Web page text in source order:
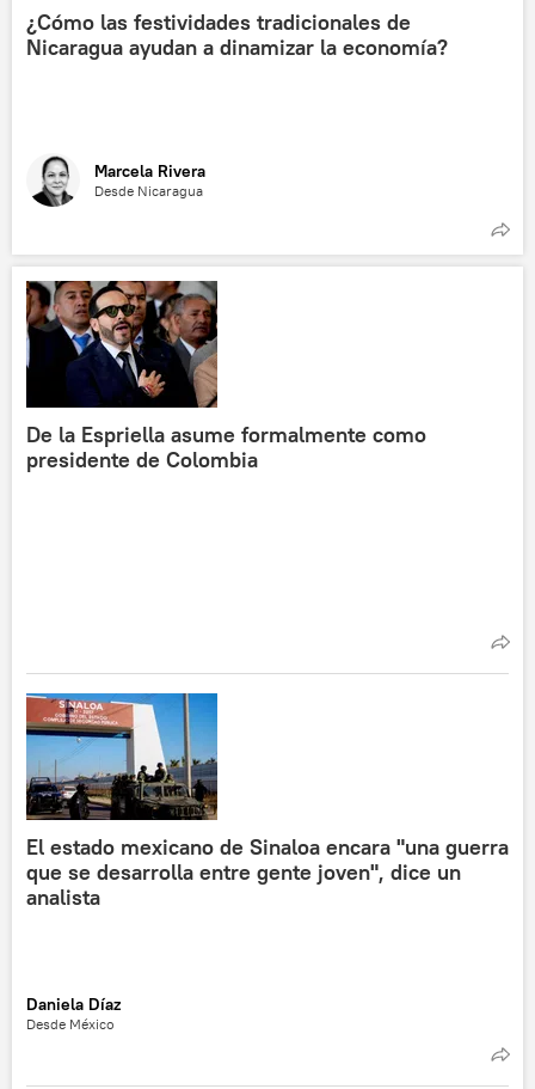
¿Cómo las festividades tradicionales de
Nicaragua ayudan a dinamizar la economía?
Marcela Rivera
Desde Nicaragua
De la Espriella asume formalmente como
presidente de Colombia
El estado mexicano de Sinaloa encara "una guerra
que se desarrolla entre gente joven", dice un
analista
Daniela Díaz
Desde México